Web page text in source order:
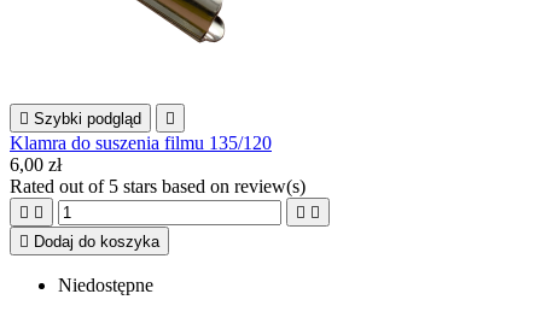
 Szybki podgląd 
Klamra do suszenia filmu 135/120
6,00 zł
Rated out of 5 stars based on review(s)
   
 Dodaj do koszyka
Niedostępne